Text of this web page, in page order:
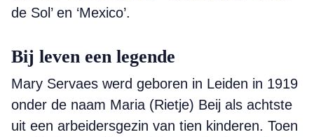
de Sol’ en ‘Mexico’.
Bij leven een legende
Mary Servaes werd geboren in Leiden in 1919
onder de naam Maria (Rietje) Beij als achtste
uit een arbeidersgezin van tien kinderen. Toen